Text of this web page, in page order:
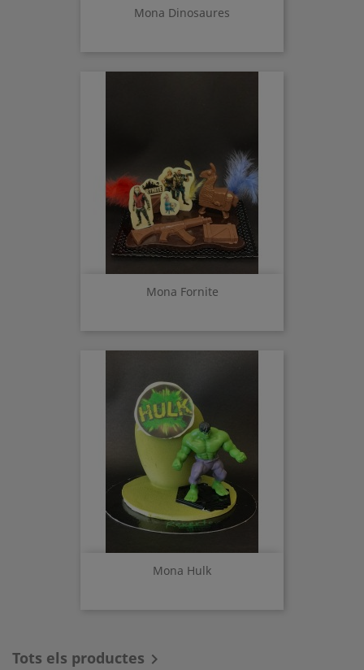
Mona Dinosaures
Mona Fornite
Mona Hulk
Tots els productes 